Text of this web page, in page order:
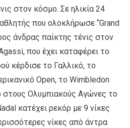
στον κόσμο. Σε ηλικία 24
που ολοκλήρωσε “Grand
άνδρας παίκτης τένις στον
που έχει καταφέρει το
κέρδισε το Γαλλικό, το
Open, το Wimbledon
στους Ολυμπιακούς Αγώνες το
κατέχει ρεκόρ με 9 νίκες
νίκες από άντρα